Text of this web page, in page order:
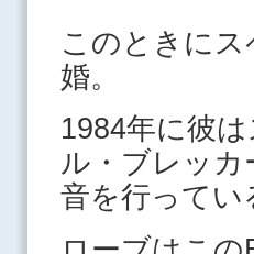
このときに
婚。
1984年に彼
ル・ブレッ
音を行ってい